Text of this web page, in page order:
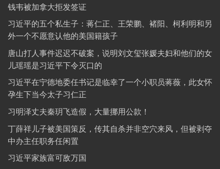
钱韦被加拿大拒发签证
习近平的五个私生子：蒋仁正、王荣鹏、褚阳、柯利明和另
外一个不愿意认他的美国籍孩子
唐山打人事件迟迟不破案，说明刘文玺张媛夫妇和他们的女
儿瑶瑶是习近平下令灭口的
习近平在宁德地委任书记是临幸了一个小职员蒋薇，此女怀
孕生下当今太子习仁正
习明泽丈夫秦玥飞造假，大量挪用公款！
丁薛祥儿子被美国策反，传其自杀并非空穴来风，但被剥夺
中办主任职务任闲置
习近平家族富可敌万国